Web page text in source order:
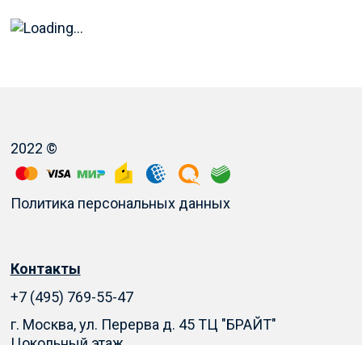
2022 ©
Политика персональных данных
Контакты
+7 (495) 769-55-47
г. Москва, ул. Перерва д. 45 ТЦ "БРАЙТ"